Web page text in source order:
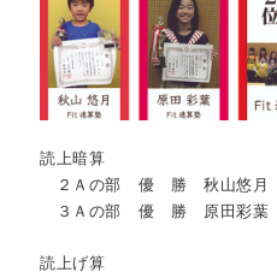
読上暗算
２Ａの部 優 勝 秋山悠月
３Ａの部 優 勝 原田彩葉
読上げ算